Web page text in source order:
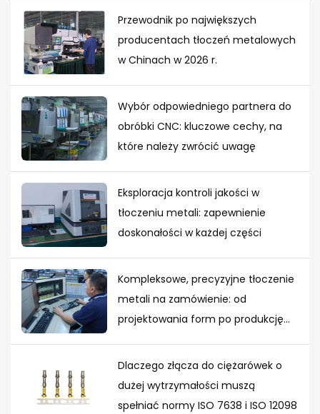
Przewodnik po największych
producentach tłoczeń metalowych
w Chinach w 2026 r.
Wybór odpowiedniego partnera do
obróbki CNC: kluczowe cechy, na
które należy zwrócić uwagę
Eksploracja kontroli jakości w
tłoczeniu metali: zapewnienie
doskonałości w każdej części
Kompleksowe, precyzyjne tłoczenie
metali na zamówienie: od
projektowania form po produkcję
Dlaczego złącza do ciężarówek o
dużej wytrzymałości muszą
spełniać normy ISO 7638 i ISO 12098